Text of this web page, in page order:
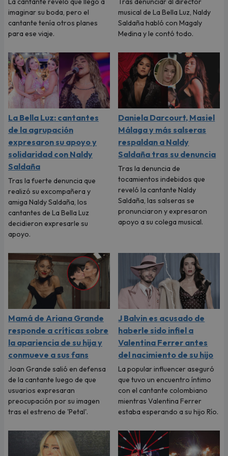
imaginar su boda, pero el
cantante tenía otros planes
para ese viaje.
musical de La Bella Luz, Naldy
Saldaña habló con Magaly
Medina y le contó todo.
La Bella Luz: cantantes
de la agrupación
expresaron su apoyo y
solidaridad con Naldy
Saldaña
Tras la fuerte denuncia que
realizó su excompañera y
amiga Naldy Saldaña, los
cantantes de La Bella Luz
decidieron expresarle su
apoyo.
Daniela Darcourt, Masiel
Málaga y más salseras
respaldan a Naldy
Saldaña tras su denuncia
Tras la denuncia de
tocamientos indebidos que
reveló la cantante Naldy
Saldaña, las salseras se
pronunciaron y expresaron
apoyo a su colega musical.
Mamá de Ariana Grande
responde a críticas sobre
la apariencia de su hija y
conmueve a sus fans
Joan Grande salió en defensa
de la cantante luego de que
usuarios expresaran
preocupación por su imagen
tras el estreno de 'Petal'.
J Balvin es acusado de
haberle sido infiel a
Valentina Ferrer antes
del nacimiento de su hijo
La popular influencer aseguró
que tuvo un encuentro íntimo
con el cantante colombiano
mientras Valentina Ferrer
estaba esperando a su hijo Río.